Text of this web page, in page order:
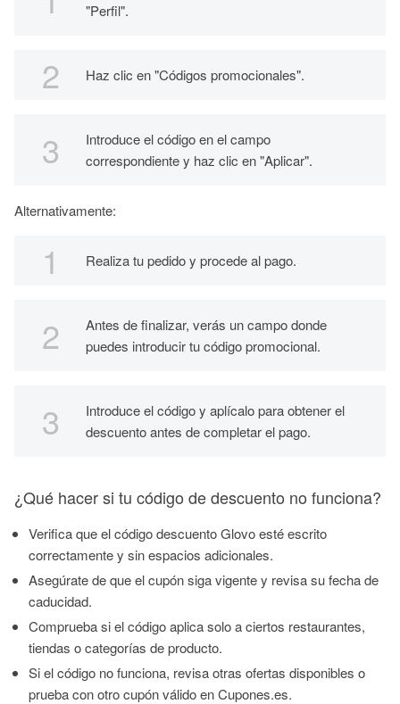
"Perfil".
Haz clic en "Códigos promocionales".
Introduce el código en el campo
correspondiente y haz clic en "Aplicar".
Alternativamente:
Realiza tu pedido y procede al pago.
Antes de finalizar, verás un campo donde
puedes introducir tu código promocional.
Introduce el código y aplícalo para obtener el
descuento antes de completar el pago.
¿Qué hacer si tu código de descuento no funciona?
Verifica que el código descuento Glovo esté escrito
correctamente y sin espacios adicionales.
Asegúrate de que el cupón siga vigente y revisa su fecha de
caducidad.
Comprueba si el código aplica solo a ciertos restaurantes,
tiendas o categorías de producto.
Si el código no funciona, revisa otras ofertas disponibles o
prueba con otro cupón válido en Cupones.es.